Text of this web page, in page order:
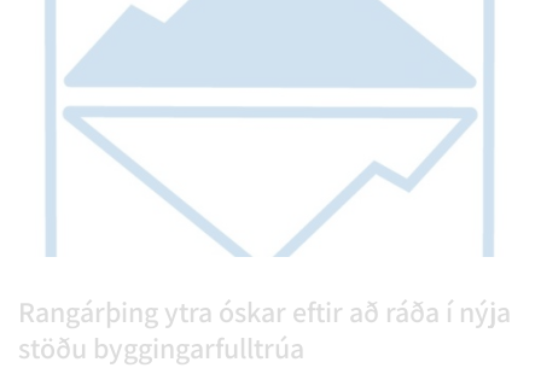
Rangárþing ytra óskar eftir að ráða í nýja
stöðu byggingarfulltrúa